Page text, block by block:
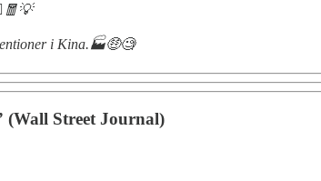
i Kina.🏭🤑🧐
(Wall Street Journal)